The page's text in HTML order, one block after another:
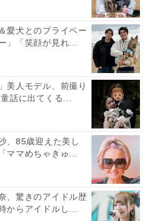
愛犬とのプライベー
」「笑顔が見れ...
美人モデル、前撮り
話に出てくる...
、85歳迎えた美し
ママめちゃきゅ...
、驚きのアイドル歴
からアイドルし...